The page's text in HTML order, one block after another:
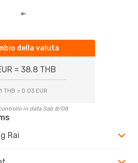
della valuta
= 38.8 THB
1 THB = 0.03 EUR
in data Sab 8/08
Rai